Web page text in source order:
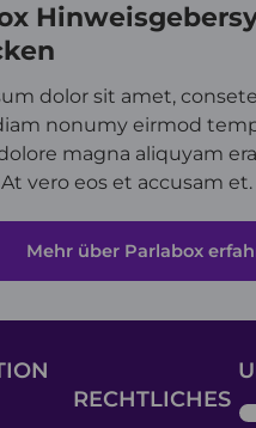
dolor sit amet,
nonumy eirmod
magna aliquyam
vero eos et accusam et.
Mehr über Parlabox
RECHTLICHES